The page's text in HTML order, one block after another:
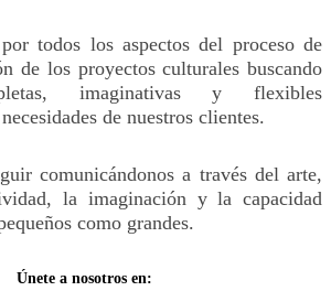
todos los aspectos del proceso de
de los proyectos culturales buscando
imaginativas y flexibles
de nuestros clientes.
comunicándonos a través del arte,
la imaginación y la capacidad
como grandes.
Únete a nosotros en: